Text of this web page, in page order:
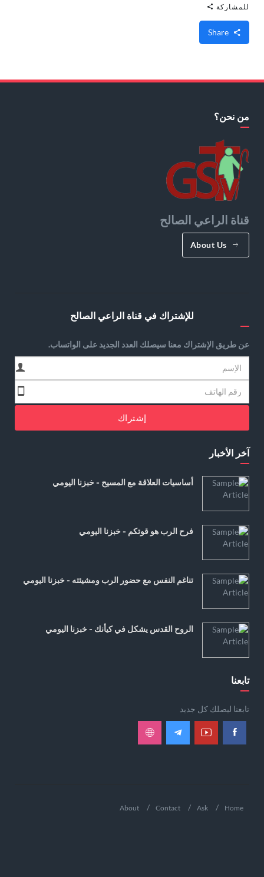
للمشاركة
من نحن؟
قناة الراعي الصالح
About Us
للإشتراك في قناة الراعي الصالح
عن طريق الإشتراك معنا سيصلك العدد الجديد على الواتساب.
إشتراك
آخر الأخبار
أساسيات العلاقة مع المسيح - خبزنا اليومي
فرح الرب هو قوتكم - خبزنا اليومي
تناغم النفس مع حضور الرب ومشيئته - خبزنا اليومي
الروح القدس يشكل في كيأنك - خبزنا اليومي
تابعنا
تابعنا ليصلك كل جديد
Home
Ask
Contact
About